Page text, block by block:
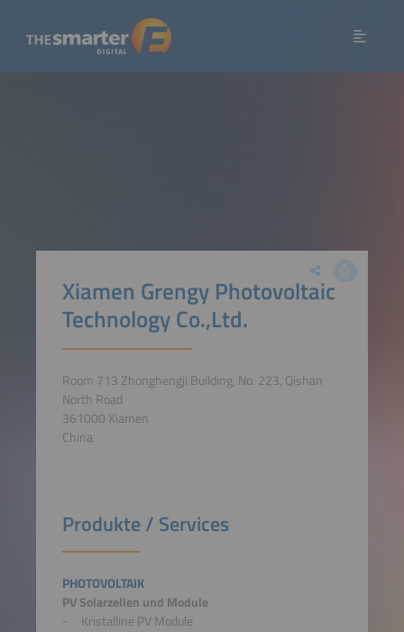
Xiamen Grengy Photovoltaic
Technology Co.,Ltd.
Room 713 Zhonghengji Building, No. 223, Qishan
North Road
361000 Xiamen
China
Produkte / Services
PHOTOVOLTAIK
PV Solarzellen und Module
Kristalline PV Module